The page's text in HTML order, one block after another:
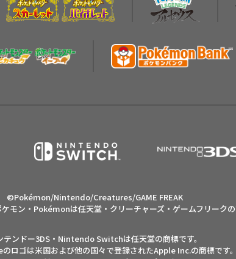
©Pokémon/Nintendo/Creatures/GAME FREAK
モン・Pokémonは任天堂・クリーチャーズ・ゲームフリークの
テンドー3DS・Nintendo Switchは任天堂の商標です。
ロゴは米国および他の国々で登録されたApple Inc.の商標です。